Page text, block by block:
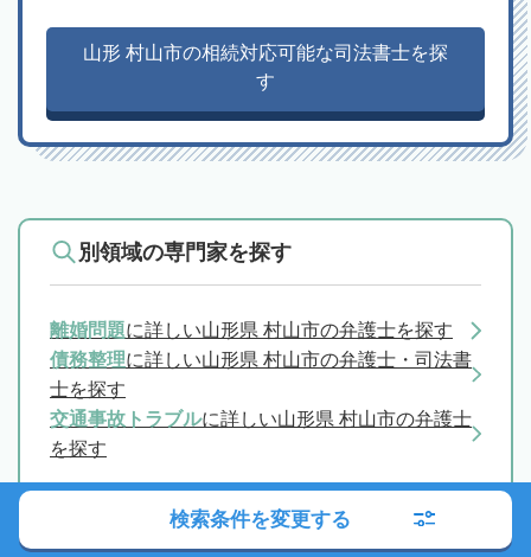
山形 村山市の相続対応可能な司法書士を探
す
別領域の専門家を探す
離婚問題に詳しい山形県 村山市の弁護士を探す
債務整理に詳しい山形県 村山市の弁護士・司法書
士を探す
交通事故トラブルに詳しい山形県 村山市の弁護士
を探す
検索条件を変更する